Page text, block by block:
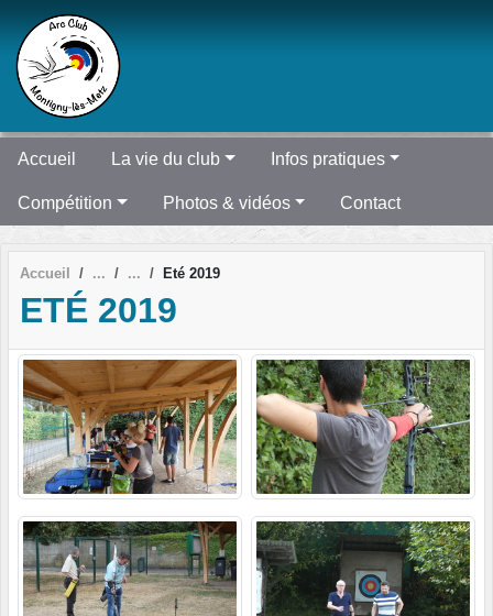
Accueil La vie du club Infos pratiques
Compétition Photos & vidéos Contact
Accueil Eté 2019
ETÉ 2019
Panneau de gestion des cookies